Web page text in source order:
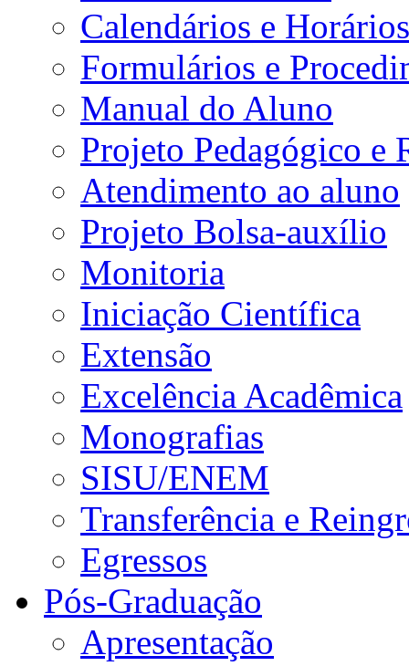
Calendários e Horários
Formulários e
Manual do Aluno
Projeto Pedagógico e
Atendimento ao aluno
Projeto Bolsa-auxílio
Monitoria
Iniciação Científica
Extensão
Excelência Acadêmica
Monografias
SISU/ENEM
Transferência e
Egressos
Pós-Graduação
Apresentação